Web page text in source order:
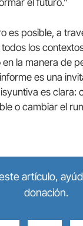
es posible, a
los
la manera de
es una
es clara:
o cambiar el
artículo,
donación.